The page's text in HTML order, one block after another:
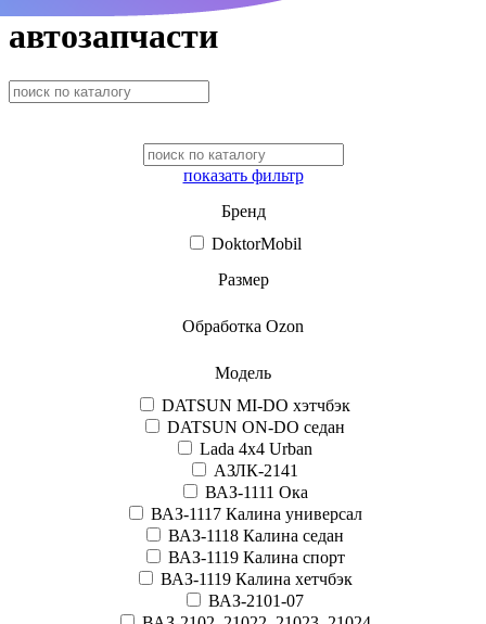
автозапчасти
показать фильтр
Бренд
DoktorMobil
Размер
Обработка Ozon
Модель
DATSUN MI-DO хэтчбэк
DATSUN ON-DO седан
Lada 4x4 Urban
АЗЛК-2141
ВАЗ-1111 Ока
ВАЗ-1117 Калина универсал
ВАЗ-1118 Калина седан
ВАЗ-1119 Калина спорт
ВАЗ-1119 Калина хетчбэк
ВАЗ-2101-07